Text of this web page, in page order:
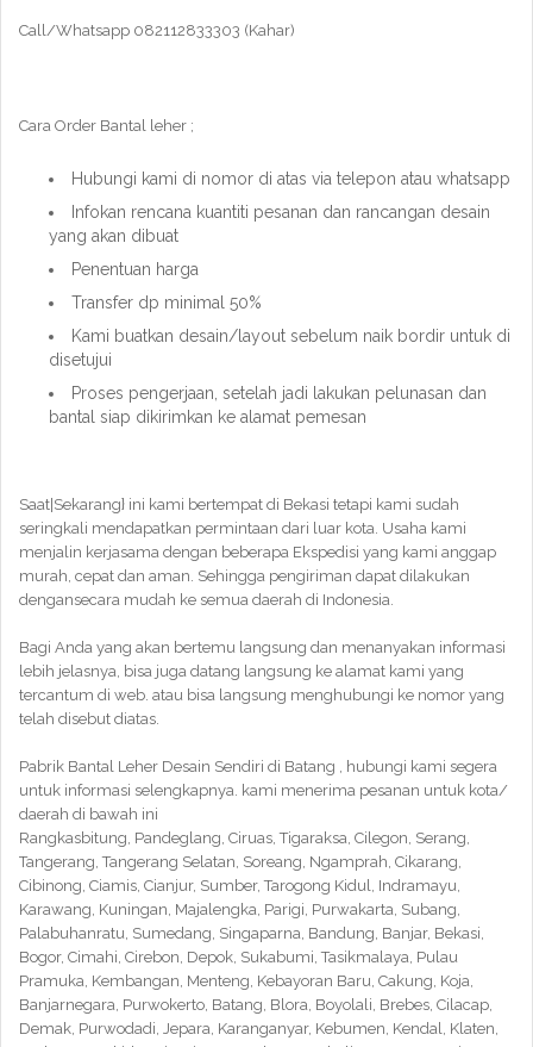
Call/Whatsapp 082112833303 (Kahar)
Cara Order Bantal leher ;
Hubungi kami di nomor di atas via telepon atau whatsapp
Infokan rencana kuantiti pesanan dan rancangan desain
yang akan dibuat
Penentuan harga
Transfer dp minimal 50%
Kami buatkan desain/layout sebelum naik bordir untuk di
disetujui
Proses pengerjaan, setelah jadi lakukan pelunasan dan
bantal siap dikirimkan ke alamat pemesan
Saat|Sekarang} ini kami bertempat di Bekasi tetapi kami sudah
seringkali mendapatkan permintaan dari luar kota. Usaha kami
menjalin kerjasama dengan beberapa Ekspedisi yang kami anggap
murah, cepat dan aman. Sehingga pengiriman dapat dilakukan
dengansecara mudah ke semua daerah di Indonesia.
Bagi Anda yang akan bertemu langsung dan menanyakan informasi
lebih jelasnya, bisa juga datang langsung ke alamat kami yang
tercantum di web. atau bisa langsung menghubungi ke nomor yang
telah disebut diatas.
Pabrik Bantal Leher Desain Sendiri di Batang , hubungi kami segera
untuk informasi selengkapnya. kami menerima pesanan untuk kota/
daerah di bawah ini
Rangkasbitung, Pandeglang, Ciruas, Tigaraksa, Cilegon, Serang,
Tangerang, Tangerang Selatan, Soreang, Ngamprah, Cikarang,
Cibinong, Ciamis, Cianjur, Sumber, Tarogong Kidul, Indramayu,
Karawang, Kuningan, Majalengka, Parigi, Purwakarta, Subang,
Palabuhanratu, Sumedang, Singaparna, Bandung, Banjar, Bekasi,
Bogor, Cimahi, Cirebon, Depok, Sukabumi, Tasikmalaya, Pulau
Pramuka, Kembangan, Menteng, Kebayoran Baru, Cakung, Koja,
Banjarnegara, Purwokerto, Batang, Blora, Boyolali, Brebes, Cilacap,
Demak, Purwodadi, Jepara, Karanganyar, Kebumen, Kendal, Klaten,